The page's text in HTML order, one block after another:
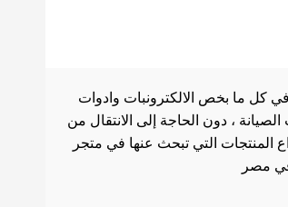
كل ما بخص الالكترونبات وادوات
، دون الحاجة إلى الانتقال من
المنتجات التي تبحث عنها في متجر